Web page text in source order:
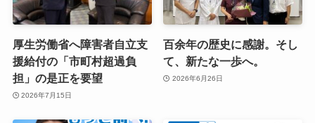
厚生労働省へ障害者自立支
援給付の「市町村超過負
担」の是正を要望
2026年7月15日
百余年の歴史に感謝。そし
て、新たな一歩へ。
2026年6月26日